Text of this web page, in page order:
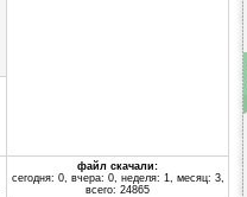
файл скачали:
сегодня: 0, вчера: 0, неделя: 1, месяц: 3,
всего: 24865